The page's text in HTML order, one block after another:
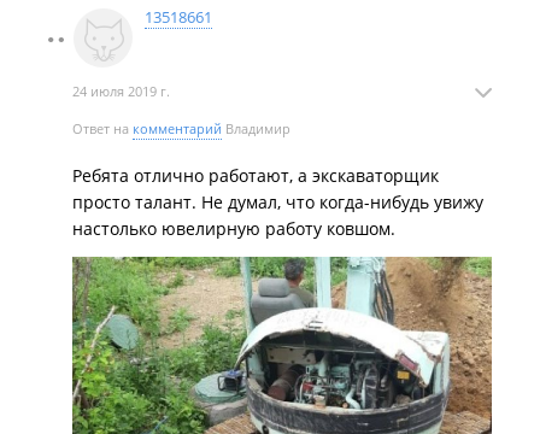
13518661
24 июля 2019 г.
Ответ на комментарий Владимир
Ребята отлично работают, а экскаваторщик
просто талант. Не думал, что когда-нибудь увижу
настолько ювелирную работу ковшом.